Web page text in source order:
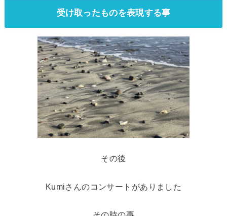
受け取ったものを表現する事
その後
Kumiさんのコンサートがありました